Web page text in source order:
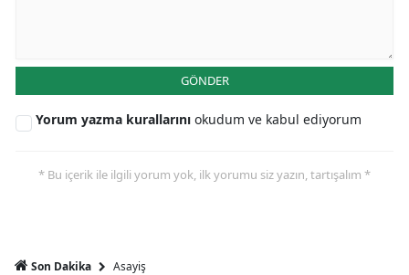
GÖNDER
Yorum yazma kurallarını okudum ve kabul ediyorum
* Bu içerik ile ilgili yorum yok, ilk yorumu siz yazın, tartışalım *
Son Dakika Asayiş